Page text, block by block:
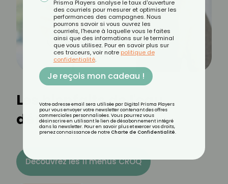
Les bienfaits de l'eau
déminéralisée
Découvrez les 11 menus CROQ
Prisma Players analyse le taux d'ouverture
des courriels pour mesurer et optimiser les
performances des campagnes. Nous
pourrons savoir si vous ouvrez les
courriels, l'heure à laquelle vous le faites
ainsi que des informations sur le terminal
que vous utilisez. Pour en savoir plus sur
ces traceurs, voir notre politique de
confidentialité.
Je reçois mon cadeau !
Votre adresse email sera utilisée par Digital Prisma Players
pour vous envoyer votre newsletter contenant des offres
commerciales personnalisées. Vous pourrez vous
désinscrire en utilisant le lien de désabonnement intégré
dans la newsletter. Pour en savoir plus et exercer vos droits,
prenez connaissance de notre Charte de Confidentialité.